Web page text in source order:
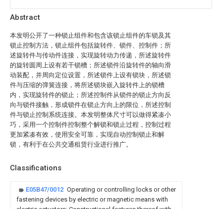
Abstract
本发明公开了一种锁止组件和包含该锁止组件的车锁及其
锁止控制方法，锁止组件包括旋转件、锁件、控制件；所
述旋转件与传动件连接，实现旋转动力传递，所述旋转件
的旋转圆周上设有若干锁槽；所述锁件沿旋转件的轴向滑
动装配，并周向定位设置，所述锁件上设有锁块，所述锁
件与压缩的弹簧连接，将所述锁块嵌入旋转件上的锁槽
内，实现旋转件的锁止；所述控制件从锁件的锁止方向反
向与锁件接触，形成锁件在锁止方向上的限位，所述控制
件与锁止控制系统连接。本发明整体尺寸可以做得紧凑小
巧，采用一个控制件控制整个解锁和锁止过程，控制过程
更加紧凑有效，使用安全可靠，实现自动控制锁止和解
锁，有利于在公共交通租赁行业进行推广。
Classifications
E05B47/0012 Operating or controlling locks or other
fastening devices by electric or magnetic means with